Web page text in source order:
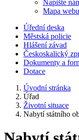
Napište
Mapa webu
Úřední deska
Městská policie
Hlášení závad
Českoskalický
Dokumenty a
Dotace
Úvodní stránka
Úřad
Životní situace
Nabytí státního